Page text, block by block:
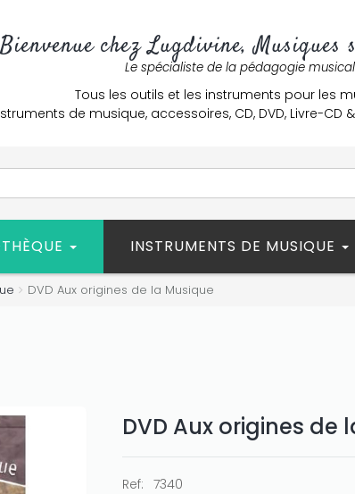
Bienvenue chez Lugdivine, Musiques
Le spécialiste de la pédagogie
Tous les outils et les instruments pour les
de musique, accessoires, CD, DVD, Livre-
INSTRUMENTS DE MUSIQUE
DVD Aux origines de la Musique
DVD Aux origines de
Ref: 7340